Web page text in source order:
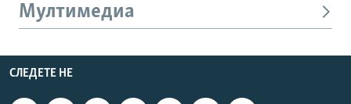
Мултимедиа
СЛЕДЕТЕ НЕ